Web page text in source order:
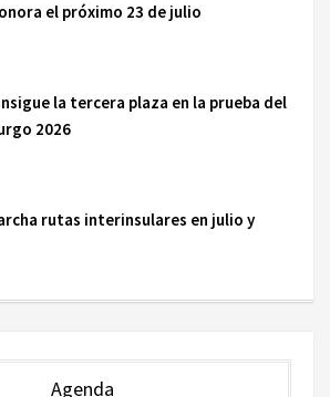
el próximo 23 de julio
la tercera plaza en la prueba del
2026
rutas interinsulares en julio y
Agenda